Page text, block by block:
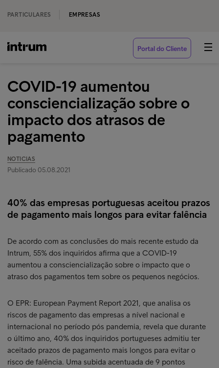
PARTICULARES EMPRESAS
Portal do Cliente
COVID-19 aumentou
consciencialização sobre o
impacto dos atrasos de
pagamento
NOTICIAS
Publicado 05.08.2021
40% das empresas portuguesas aceitou prazos
de pagamento mais longos para evitar falência
De acordo com as conclusões do mais recente estudo da
Intrum, 55% dos inquiridos afirma que a COVID-19
aumentou a consciencialização sobre o impacto que o
atraso dos pagamentos tem sobre os pequenos negócios.
O EPR: European Payment Report 2021, que analisa os
riscos de pagamento das empresas a nível nacional e
internacional no período pós pandemia, revela que durante
o último ano, 40% dos inquiridos portugueses admitiu ter
aceitado prazos de pagamento mais longos para evitar o
risco de falência. Uma subida acentuada de 9 pontos